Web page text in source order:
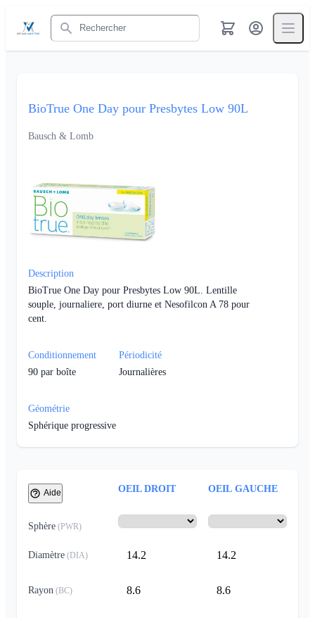
Rechercher
BioTrue One Day pour Presbytes Low 90L
Bausch & Lomb
Description
BioTrue One Day pour Presbytes Low 90L. Lentille
souple, journaliere, port diurne et Nesofilcon A 78 pour
cent.
Conditionnement
90 par boîte
Périodicité
Journalières
Géométrie
Sphérique progressive
Aide OEIL DROIT OEIL GAUCHE
Sphère (PWR)
Diamètre (DIA) 14.2 14.2
Rayon (BC) 8.6 8.6